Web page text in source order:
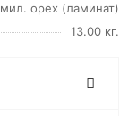
мил. орех (ламинат)
13.00 кг.